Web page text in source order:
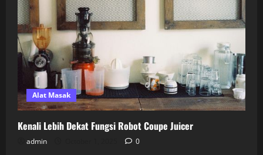
Alat Masak
Kenali Lebih Dekat Fungsi Robot Coupe Juicer
admin 0